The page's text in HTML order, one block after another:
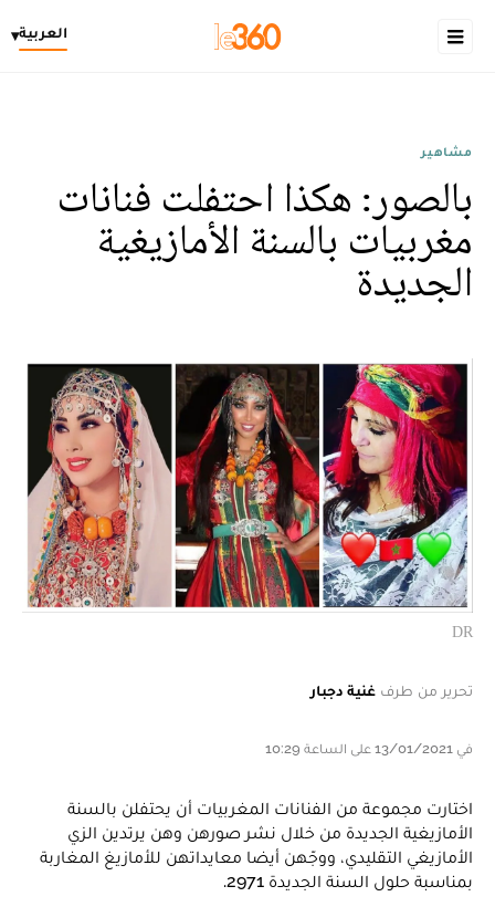
العربية▾
مشاهير
بالصور: هكذا احتفلت فنانات
مغربيات بالسنة الأمازيغية
الجديدة
DR
تحرير من طرف غنية دجبار
في 13/01/2021 على الساعة 10:29
اختارت مجموعة من الفنانات المغربيات أن يحتفلن بالسنة
الأمازيغية الجديدة من خلال نشر صورهن وهن يرتدين الزي
الأمازيغي التقليدي، ووجّهن أيضا معايداتهن للأمازيغ المغاربة
بمناسبة حلول السنة الجديدة 2971.